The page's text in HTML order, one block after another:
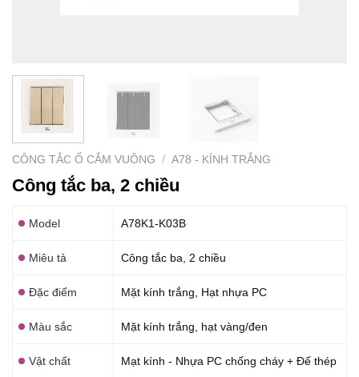
CÔNG TẮC Ổ CẮM VUÔNG / A78 - KÍNH TRẮNG
Công tắc ba, 2 chiều
Model A78K1-K03B
Miêu tả Công tắc ba, 2 chiều
Đặc điểm Mặt kính trắng, Hạt nhựa PC
Màu sắc Mặt kính trắng, hạt vàng/đen
Vật chất Mạt kính - Nhựa PC chống cháy + Đế thép